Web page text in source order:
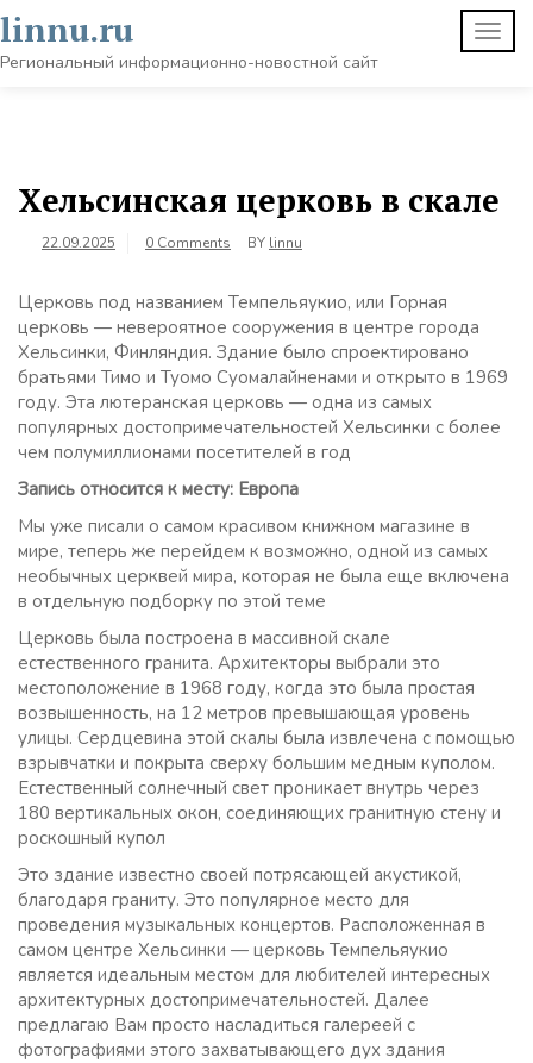
Skip
to
content
linnu.ru
Региональный информационно-новостной сайт
Хельсинская церковь в скале
22.09.2025 0 Comments BY linnu
Церковь под названием Темпельяукио, или Горная
церковь — невероятное сооружения в центре города
Хельсинки, Финляндия. Здание было спроектировано
братьями Тимо и Туомо Суомалайненами и открыто в 1969
году. Эта лютеранская церковь — одна из самых
популярных достопримечательностей Хельсинки с более
чем полумиллионами посетителей в год
Запись относится к месту: Европа
Мы уже писали о самом красивом книжном магазине в
мире, теперь же перейдем к возможно, одной из самых
необычных церквей мира, которая не была еще включена
в отдельную подборку по этой теме
Церковь была построена в массивной скале
естественного гранита. Архитекторы выбрали это
местоположение в 1968 году, когда это была простая
возвышенность, на 12 метров превышающая уровень
улицы. Сердцевина этой скалы была извлечена с помощью
взрывчатки и покрыта сверху большим медным куполом.
Естественный солнечный свет проникает внутрь через
180 вертикальных окон, соединяющих гранитную стену и
роскошный купол
Это здание известно своей потрясающей акустикой,
благодаря граниту. Это популярное место для
проведения музыкальных концертов. Расположенная в
самом центре Хельсинки — церковь Темпельяукио
является идеальным местом для любителей интересных
архитектурных достопримечательностей. Далее
предлагаю Вам просто насладиться галереей с
фотографиями этого захватывающего дух здания